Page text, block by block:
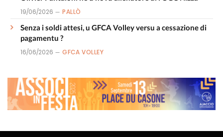
19/06/2026 PALLÒ
Senza i soldi attesi, u GFCA Volley versu a cessazione di
pagamentu ?
16/06/2026 GFCA VOLLEY